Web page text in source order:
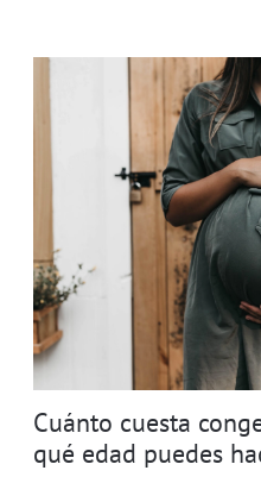
Cuánto cuesta
qué edad puedes